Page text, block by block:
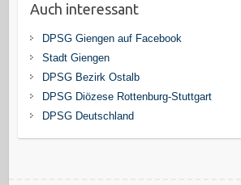
Auch interessant
DPSG Giengen auf Facebook
Stadt Giengen
DPSG Bezirk Ostalb
DPSG Diözese Rottenburg-Stuttgart
DPSG Deutschland